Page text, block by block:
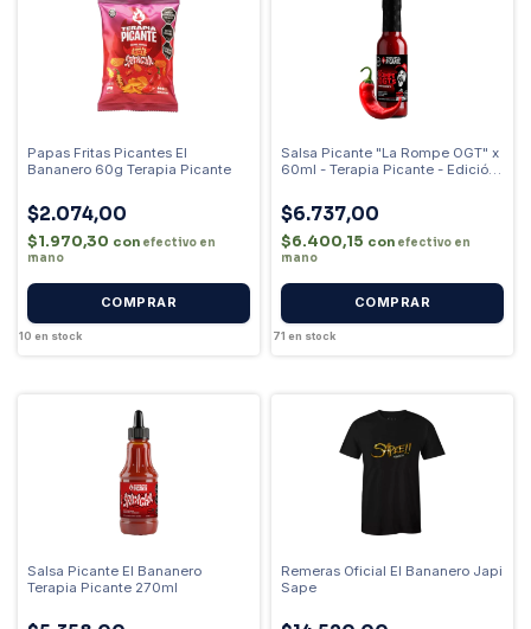
Papas Fritas Picantes El
Bananero 60g Terapia Picante
$2.074,00
$1.970,30 con efectivo en
mano
COMPRAR
10 en stock
Salsa Picante "La Rompe OGT" x
60ml - Terapia Picante - Edición
$6.737,00
$6.400,15 con efectivo en
mano
71 en stock
Salsa Picante El Bananero
Terapia Picante 270ml
Remeras Oficial El Bananero Japi
Sape